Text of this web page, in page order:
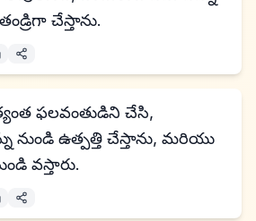
చేస్తాను.
ఫలవంతుడిని చేసి,
నుండి ఉత్పత్తి చేస్తాను, మరియు
వస్తారు.